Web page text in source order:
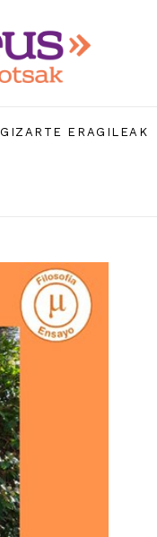
GIZARTE ERAGILEAK